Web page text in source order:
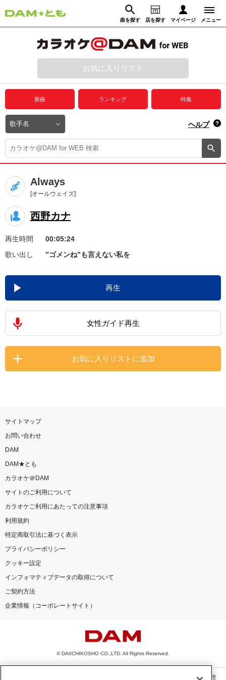
曲を探す 店を探す マイページ メニュー
動画からさがす 録音からさがす
ログイン
プレミアムサービス
DAM★とも動画
DAM★とも録音
カラオケ＠DAM
ユーザー検索
キャンペーン
お知らせ よくあるご質問
DAMの新曲・ランキングなど
カラオケ最新情報をチェック！
家族や友達と一緒に！練習にも！
お気に入りリスト
新曲 ランキング 特集
ヘルプ
Always
[オールウェイズ]
西野カナ
再生時間
00:05:24
歌い出し
”ゴメンね”も言えない私を
再生
女性ガイド再生
お気に入りリストに追加
サイトマップ
お問い合わせ
DAM
DAM★とも
カラオケ＠DAM
サイトのご利用について
カラオケご利用にあたっての注意事項
利用規約
特定商取引法に基づく表示
プライバシーポリシー
クッキー設定
インフォマティブデータの取得について
ご契約方法
企業情報（コーポレートサイト）
© DAIICHIKOSHO CO.,LTD. All Rights Reserved.
このサイトに掲載されている一切の文章・画像・写真・動画・音声等を、手段や形態